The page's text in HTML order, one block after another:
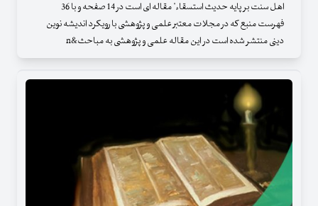
اهل سنت بر پایه حدیث استسقاء" مقاله ای است در 14 صفحه و با 36
فهرست منبع که در مجلات معتبر علمی و پژوهشی با رویکرد اندیشه نوین
دینی منتشر شده است در این مقاله علمی و پژوهشی به مباحث&n